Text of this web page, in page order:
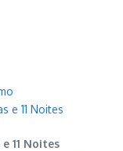
e 11 Noites
11 Noites